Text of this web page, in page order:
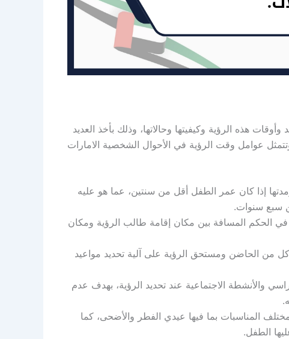
هذه الرؤية وكيفيتها وحالاتها، وذلك بأخذ العديد
عوامل وقت الرؤية في الأحوال الشخصية الامارات
إذا كان عمر الطفل أقل من سنتين، عما هو عليه
سبع سنوات.
الحكم المسافة بين مكان إقامة طالب الرؤية ومكان
من الحاضن ومستحق الرؤية على آلية تحديد مواعيد
والأنشطة الاجتماعية عند تحديد الرؤية، بهدف عدم
المناسبات بما فيها عيدي الفطر والأضحى، كما
الطفل.